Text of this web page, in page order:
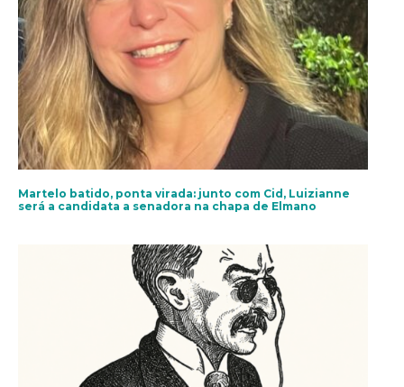
Martelo batido, ponta virada: junto com Cid, Luizianne
será a candidata a senadora na chapa de Elmano